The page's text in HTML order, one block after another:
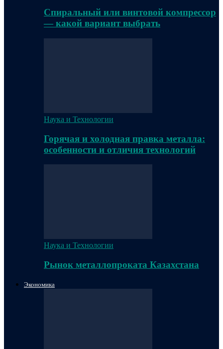
Спиральный или винтовой компрессор
— какой вариант выбрать
Наука и Технологии
Горячая и холодная правка металла:
особенности и отличия технологий
Наука и Технологии
Рынок металлопроката Казахстана
Экономика